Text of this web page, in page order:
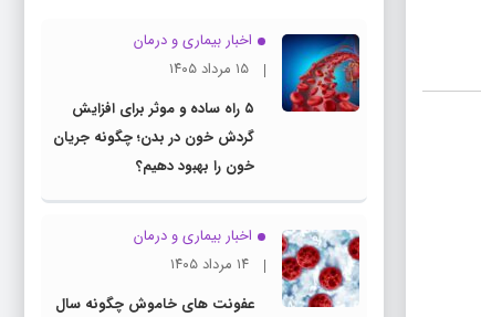
اخبار بیماری و درمان
۱۵ مرداد ۱۴۰۵
۵ راه ساده و موثر برای افزایش
گردش خون در بدن؛ چگونه جریان
خون را بهبود دهیم؟
اخبار بیماری و درمان
۱۴ مرداد ۱۴۰۵
عفونت های خاموش چگونه سال